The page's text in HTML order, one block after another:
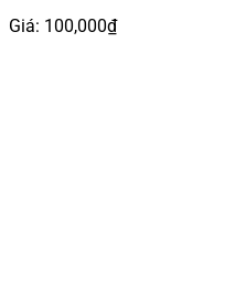
Giá: 100,000₫